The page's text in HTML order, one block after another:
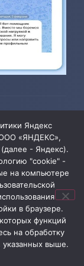
информация,
размещена на
детей
Яндекс
«ЯНДЕКС»,
(далее - Яндекс).
"cookie" -
на компьютере
в браузере.
функций
на обработку
указанных выше.